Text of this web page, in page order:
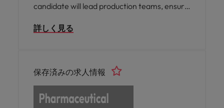
candidate will lead production teams, ensure
efficiency and continuous improvement
詳しく見る
保存済みの求人情報